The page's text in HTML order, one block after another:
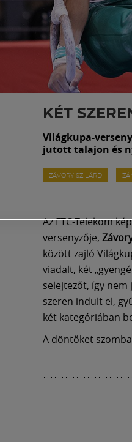
KÉT
Világkupa-
jutott talajon és
ZÁVORY SZILÁRD
Az FTC-Telekom
versenyzője,
között zajló
viadalt, két
selejtezőt, így
szeren indult el,
két kategóriában
A döntőket